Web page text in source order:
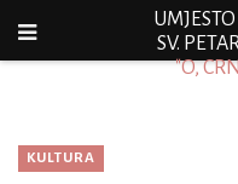
SV.
"O,
KULTURA